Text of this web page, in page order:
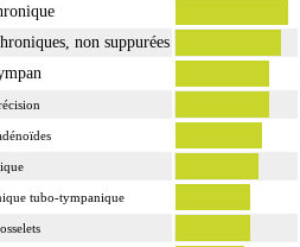
non suppurées
tubo-tympanique